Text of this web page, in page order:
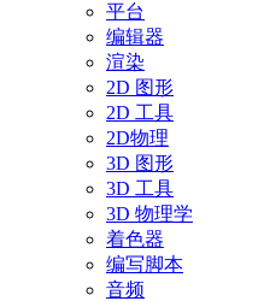
平台
编辑器
渲染
2D 图形
2D 工具
2D物理
3D 图形
3D 工具
3D 物理学
着色器
编写脚本
音频